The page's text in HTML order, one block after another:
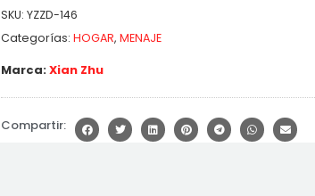
SKU: YZZD-146
Categorías: HOGAR, MENAJE
Marca:Xian Zhu
Compartir: